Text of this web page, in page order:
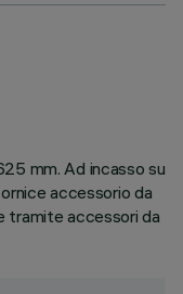
mm. Ad incasso su
accessorio da
tramite accessori da